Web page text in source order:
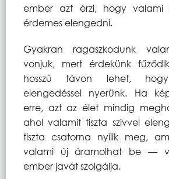
ember azt érzi, hogy valami
érdemes elengedni.
Gyakran ragaszkodunk
vonjuk, mert érdekünk
hosszú távon lehet,
elengedéssel nyerünk. Ha
erre, azt az élet mindig
ahol valamit tiszta szívvel
tiszta csatorna nyílik meg,
valami új áramolhat be —
ember javát szolgálja.